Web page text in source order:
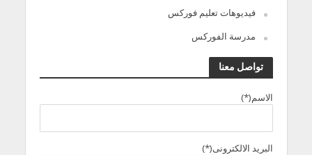
فيديوهات تعليم فوركس
مدرسة الفوركس
تواصل معنا
الاسم(*)
البريد الالكترونى(*)